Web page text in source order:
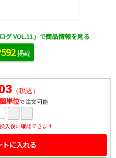
（税込）
単位で注文可能
入後に確認できます
トに入れる
グ VOL.11」で商品情報を見る
掲載